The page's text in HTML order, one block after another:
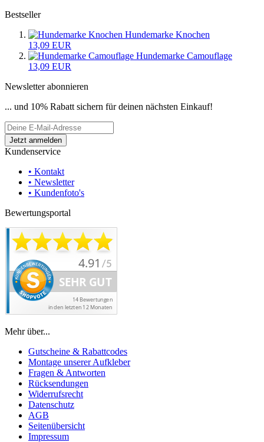
Bestseller
Hundemarke Knochen
13,09 EUR
Hundemarke Camouflage
13,09 EUR
Newsletter abonnieren
... und 10% Rabatt sichern für deinen nächsten Einkauf!
Kundenservice
• Kontakt
• Newsletter
• Kundenfoto's
Bewertungsportal
Mehr über...
Gutscheine & Rabattcodes
Montage unserer Aufkleber
Fragen & Antworten
Rücksendungen
Widerrufsrecht
Datenschutz
AGB
Seitenübersicht
Impressum